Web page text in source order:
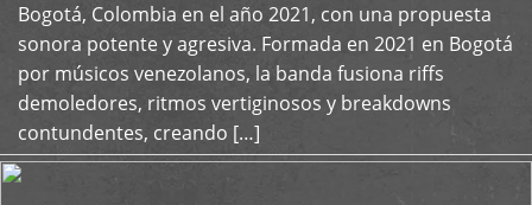
Bogotá, Colombia en el año 2021, con una propuesta
sonora potente y agresiva. Formada en 2021 en Bogotá
por músicos venezolanos, la banda fusiona riffs
demoledores, ritmos vertiginosos y breakdowns
contundentes, creando […]
+